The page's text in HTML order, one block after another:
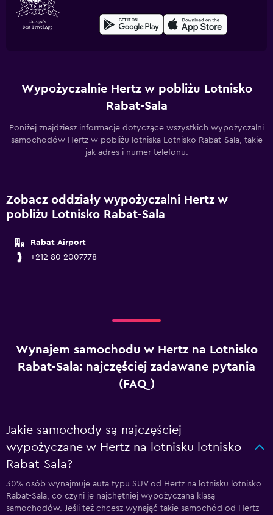
Wypożyczalnie Hertz w pobliżu Lotnisko
Rabat-Sala
Poniżej znajdziesz informacje dotyczące wszystkich wypożyczalni
samochodów Hertz w pobliżu lotniska Lotnisko Rabat-Sala, takie
jak adres i numer telefonu.
Zobacz oddziały wypożyczalni Hertz w
pobliżu Lotnisko Rabat-Sala
Rabat Airport
+212 80 2007778
Wynajem samochodu w Hertz na Lotnisko
Rabat-Sala: najczęściej zadawane pytania
(FAQ)
Jakie samochody są najczęściej
wypożyczane w Hertz na lotnisku lotnisko
Rabat-Sala?
30% osób wynajmuje auta typu SUV od Hertz na lotnisku lotnisko
Rabat-Sala, co czyni je najchętniej wypożyczaną klasą
samochodów. Jeśli też chcesz wynająć takie samochód od Hertz